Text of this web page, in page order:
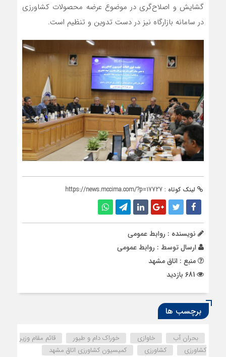
گشایش و اصلاح‌گری در موضوع عرضه محصولات کشاورزی
در سامانه بازارگاه نیز در دست تدوین و تنظیم است.
لینک کوتاه : https://news.mccima.com/?p=17727
نویسنده : روابط عمومی
ارسال توسط : روابط عمومی
منبع : اتاق مشهد
برچسب ها
بحران آب خاوازی خوراک دام و طیور
قائم مقام وزیر
کشاورزی
کشاورزی
کمیسیون کشاورزی اتاق مشهد